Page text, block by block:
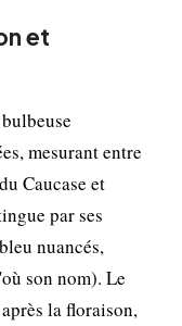
et
mesurant entre
Caucase et
par ses
nuancés,
son nom). Le
la floraison,